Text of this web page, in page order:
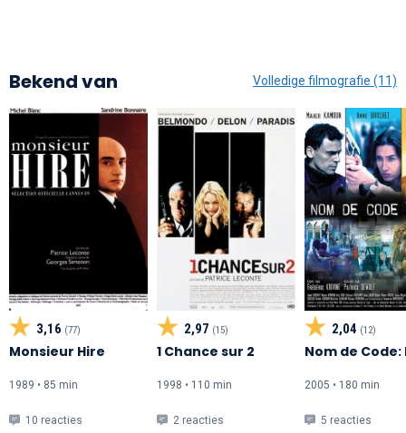
Bekend van Volledige filmografie (11)
3,16 (77)
Monsieur Hire
1989 • 85 min
10 reacties
2,97 (15)
1 Chance sur 2
1998 • 110 min
2 reacties
2,04 (12)
Nom de Code:
2005 • 180 min
5 reacties